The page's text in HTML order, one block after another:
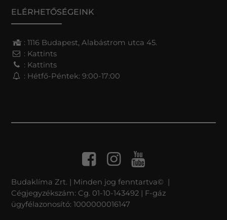
ELÉRHETŐSÉGEINK
: 1116 Budapest, Alabástrom utca 45.
: Kattints
: Kattints
: Hétfő-Péntek: 9:00-17:00
Budaklíma Zrt. | Minden jog fenntartva© |
Cégjegyzékszám: Cg. 01-10-143492 | F-gáz
ügyfélazonosító: 1000000016147